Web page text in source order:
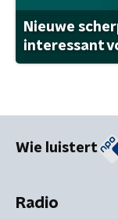
Nieuwe
interessant
Wie luistert
Radio